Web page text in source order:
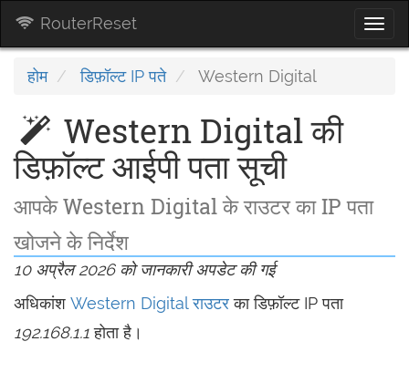
RouterReset
होम डिफ़ॉल्ट IP पते Western Digital
Western Digital की
डिफ़ॉल्ट आईपी पता सूची
आपके Western Digital के राउटर का IP पता
खोजने के निर्देश
10 अप्रैल 2026 को जानकारी अपडेट की गई
अधिकांश Western Digital राउटरका डिफ़ॉल्ट IP पता
192.168.1.1होता है।